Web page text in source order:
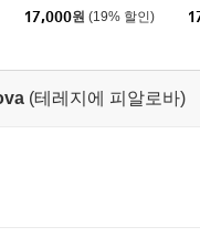
남 (Dialogues)
17,000원 (19% 할인)
(테레지에 피알로바)